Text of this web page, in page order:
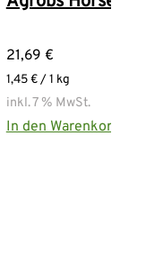
21,69 €
1,45€/ 1 kg
inkl. 7 % MwSt.
In den Warenkorb